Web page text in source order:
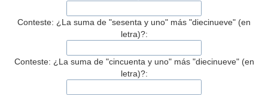
Conteste: ¿La suma de "sesenta y uno" más "diecinueve" (en
letra)?:
Conteste: ¿La suma de "cincuenta y uno" más "diecinueve" (en
letra)?: